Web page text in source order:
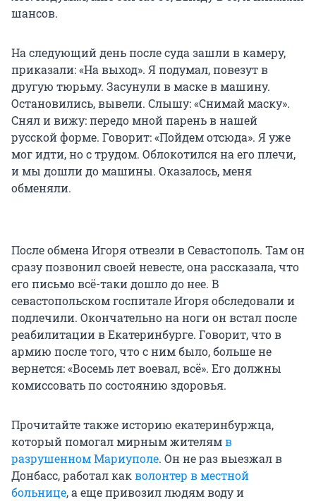
шансов.
На следующий день после суда зашли в камеру,
приказали: «На выход». Я подумал, повезут в
другую тюрьму. Засунули в маске в машину.
Остановились, вывели. Слышу: «Снимай маску».
Снял и вижу: передо мной парень в нашей
русской форме. Говорит: «Пойдем отсюда». Я уже
мог идти, но с трудом. Облокотился на его плечи,
и мы дошли до машины. Оказалось, меня
обменяли.
После обмена Игоря отвезли в Севастополь. Там он
сразу позвонил своей невесте, она рассказала, что
его письмо всё-таки дошло до нее. В
севастопольском госпитале Игоря обследовали и
подлечили. Окончательно на ноги он встал после
реабилитации в Екатеринбурге. Говорит, что в
армию после того, что с ним было, больше не
вернется: «Восемь лет воевал, всё». Его должны
комиссовать по состоянию здоровья.
Прочитайте также историю екатеринбуржца,
который помогал мирным жителямв
разрушенном Мариуполе. Он не раз выезжал в
Донбасс, работал какволонтер в местной
больнице, а еще привозил людям воду и